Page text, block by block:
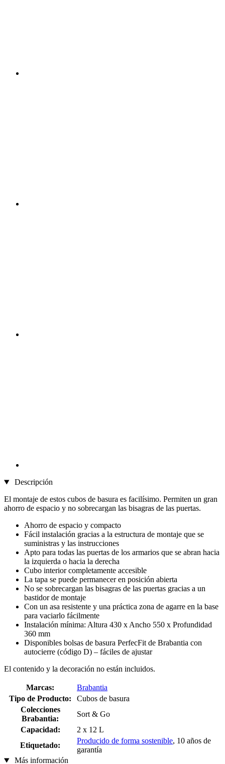
Descripción
El montaje de estos cubos de basura es facilísimo. Permiten un gran
ahorro de espacio y no sobrecargan las bisagras de las puertas.
Ahorro de espacio y compacto
Fácil instalación gracias a la estructura de montaje que se
suministras y las instrucciones
Apto para todas las puertas de los armarios que se abran hacia
la izquierda o hacia la derecha
Cubo interior completamente accesible
La tapa se puede permanecer en posición abierta
No se sobrecargan las bisagras de las puertas gracias a un
bastidor de montaje
Con un asa resistente y una práctica zona de agarre en la base
para vaciarlo fácilmente
Instalación mínima: Altura 430 x Ancho 550 x Profundidad
360 mm
Disponibles bolsas de basura PerfecFit de Brabantia con
autocierre (código D) – fáciles de ajustar
El contenido y la decoración no están incluidos.
Marcas:
Brabantia
Tipo de Producto:
Cubos de basura
Colecciones
Brabantia:
Sort & Go
Capacidad:
2 x 12 L
Etiquetado:
Producido de forma sostenible, 10 años de
garantía
Más información